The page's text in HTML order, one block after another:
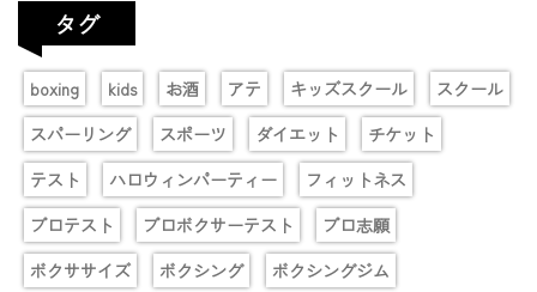
タグ
boxing kids お酒 アテ キッズスクール
スクール
スパーリング
スポーツ ダイエット
チケット
テスト
ハロウィンパーティー
フィットネス
プロテスト
プロボクサーテスト
プロ志願
ボクササイズ
ボクシング
ボクシングジム